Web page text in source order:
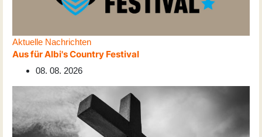
Aktuelle Nachrichten
Aus für Albi's Country Festival
08. 08. 2026